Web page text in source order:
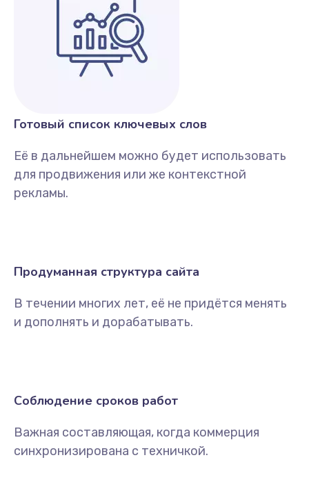
Готовый список ключевых слов
Её в дальнейшем можно будет использовать
для продвижения или же контекстной
рекламы.
Продуманная структура сайта
В течении многих лет, её не придётся менять
и дополнять и дорабатывать.
Соблюдение сроков работ
Важная составляющая, когда коммерция
синхронизирована с техничкой.